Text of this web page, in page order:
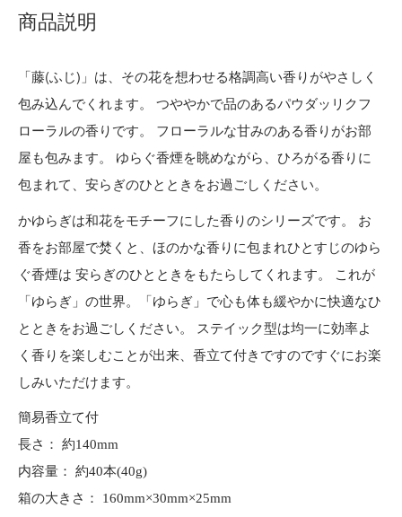
商品説明
「藤(ふじ)」は、その花を想わせる格調高い香りがやさしく
包み込んでくれます。 つややかで品のあるパウダッリクフ
ローラルの香りです。 フローラルな甘みのある香りがお部
屋も包みます。 ゆらぐ香煙を眺めながら、ひろがる香りに
包まれて、安らぎのひとときをお過ごしください。
かゆらぎは和花をモチーフにした香りのシリーズです。 お
香をお部屋で焚くと、ほのかな香りに包まれひとすじのゆら
ぐ香煙は 安らぎのひとときをもたらしてくれます。 これが
「ゆらぎ」の世界。「ゆらぎ」で心も体も緩やかに快適なひ
とときをお過ごしください。 ステイック型は均一に効率よ
く香りを楽しむことが出来、香立て付きですのですぐにお楽
しみいただけます。
簡易香立て付
長さ： 約140mm
内容量： 約40本(40g)
箱の大きさ： 160mm×30mm×25mm